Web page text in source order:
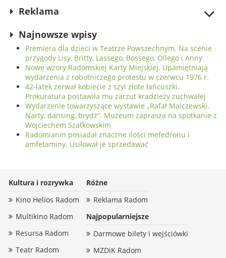
Reklama
Najnowsze wpisy
Premiera dla dzieci w Teatrze Powszechnym. Na scenie
przygody Lisy, Britty, Lassego, Bossego, Ollego i Anny
Nowe wzory Radomskiej Karty Miejskiej. Upamiętniają
wydarzenia z robotniczego protestu w czerwcu 1976 r.
42-latek zerwał kobiecie z szyi złote łańcuszki.
Prokuratura postawiła mu zarzut kradzieży zuchwałej
Wydarzenie towarzyszące wystawie „Rafał Malczewski.
Narty, dansing, brydż”. Muzeum zaprasza na spotkanie z
Wojciechem Szatkowskim
Radomianin posiadał znaczne ilości mefedronu i
amfetaminy. Usiłował je sprzedawać
Kultura i rozrywka
Kino Helios Radom
Multikino Radom
Resursa Radom
Teatr Radom
Różne
Reklama Radom
Najpopularniejsze
Darmowe bilety i wejściówki
MZDiK Radom